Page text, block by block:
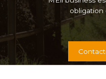
obligation